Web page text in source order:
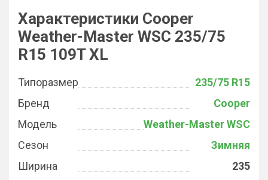
Характеристики Cooper
Weather-Master WSC 235/75
R15 109T XL
Типоразмер
235/75 R15
Бренд
Cooper
Модель
Weather-Master WSC
Сезон
Зимняя
Ширина
235